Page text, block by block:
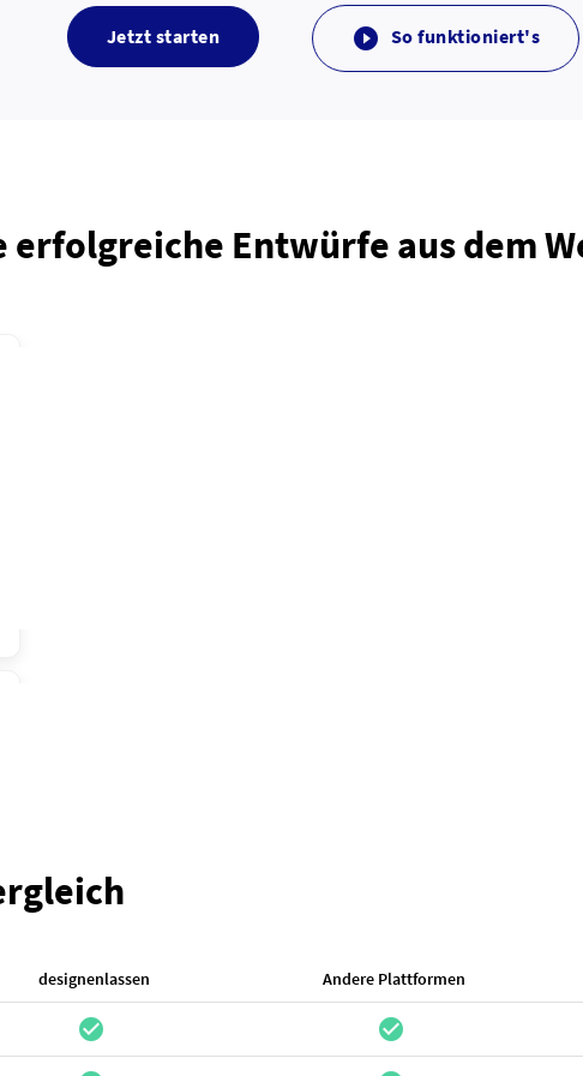
Jetzt starten  So funktioniert's
erfolgreiche Entwürfe aus dem
designenlassen Andere Plattformen
check_circle check_circle